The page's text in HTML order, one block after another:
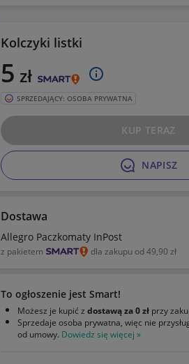
Kolczyki listki
5 zł
SPRZEDAJĄCY: OSOBA PRYWATNA
NAPISZ
KUP TERAZ
Dostawa
Allegro Paczkomaty InPost
z pakietem dla zakupu od 49,90 zł
To ogłoszenie jest Smart!
Możesz je kupić z dostawą za 0 zł przy
Sprzedaje osoba prywatna, więc nie
od umowy. Dowiedz się więcej »